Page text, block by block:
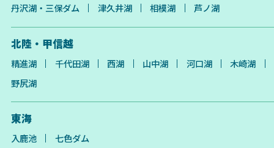
丹沢湖・三保ダム
津久井湖 相模湖 芦ノ湖
北陸・甲信越
精進湖 千代田湖 西湖 山中湖 河口湖
木崎湖
野尻湖
東海
入鹿池 七色ダム